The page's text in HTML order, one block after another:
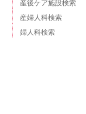
産後ケア施設検索
産婦人科検索
婦人科検索